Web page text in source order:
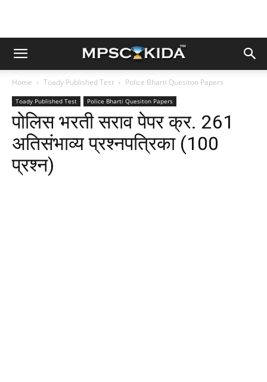
Home Toady Published Test Police Bharti Quesiton Papers
Toady Published Test Police Bharti Quesiton Papers
पोलिस भरती सराव पेपर क्र. 261
अतिसंभाव्य प्रश्नपत्रिका (100
प्रश्न)